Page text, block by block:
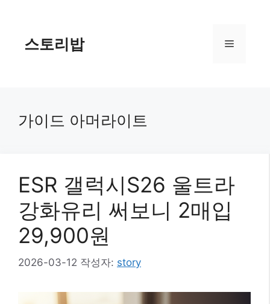
스토리밥 메
가이드 아머라이트
ESR 갤럭시S26 울트라
강화유리 써보니 2매입
29,900원
2026-03-12 작성자: story